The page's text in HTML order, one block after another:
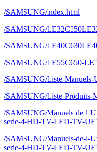
/SAMSUNG/index.html
/SAMSUNG/
/SAMSUNG/
/SAMSUNG/LE55C650-
/SAMSUNG/Liste-Manuels-
/SAMSUNG/Liste-Produits-
/SAMSUNG/Manuels-de-l-
serie-4-HD-TV-LED-TV-
/SAMSUNG/Manuels-de-l-
serie-4-HD-TV-LED-TV-